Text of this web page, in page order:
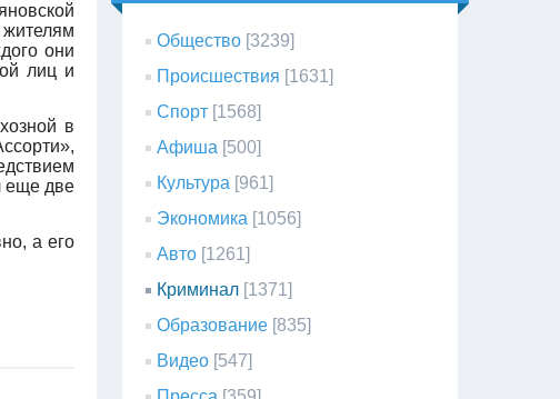
жителям
они
лиц и
в
еще две
а его
Общество [3239]
Происшествия [1631]
Спорт [1568]
Афиша [500]
Культура [961]
Экономика [1056]
Авто [1261]
Криминал [1371]
Образование [835]
Видео [547]